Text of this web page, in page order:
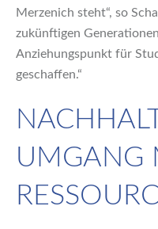
Merzenich steht“, so
zukünftigen
Anziehungspunkt für
geschaffen.“
UMGANG